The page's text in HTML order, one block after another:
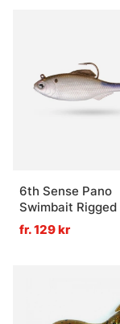
6th Sense Pano
Swimbait Rigged
fr. 129 kr